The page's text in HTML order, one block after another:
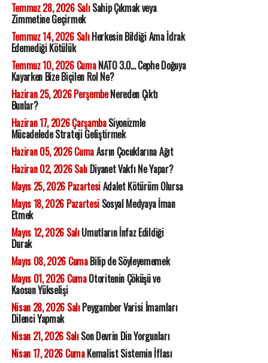
Temmuz 28, 2026 SalıSahip Çıkmak veya
Zimmetine Geçirmek
Temmuz 14, 2026 SalıHerkesin Bildiği Ama İdrak
Edemediği Kötülük
Temmuz 10, 2026 CumaNATO 3.0... Cephe Doğuya
Kayarken Bize Biçilen Rol Ne?
Haziran 25, 2026 PerşembeNereden Çıktı
Bunlar?
Haziran 17, 2026 ÇarşambaSiyonizmle
Mücadelede Strateji Geliştirmek
Haziran 05, 2026 CumaAsrın Çocuklarına Ağıt
Haziran 02, 2026 SalıDiyanet Vakfı Ne Yapar?
Mayıs 25, 2026 PazartesiAdalet Kötürüm Olursa
Mayıs 18, 2026 PazartesiSosyal Medyaya İman
Etmek
Mayıs 12, 2026 SalıUmutların İnfaz Edildiği
Durak
Mayıs 08, 2026 CumaBilip de Söyleyememek
Mayıs 01, 2026 CumaOtoritenin Çöküşü ve
Kaosun Yükselişi
Nisan 28, 2026 SalıPeygamber Varisi İmamları
Dilenci Yapmak
Nisan 21, 2026 SalıSon Devrin Din Yorgunları
Nisan 17, 2026 CumaKemalist Sistemin İflası